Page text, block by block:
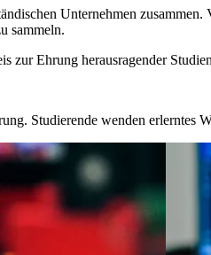
Unternehmen
sammeln.
zur Ehrung herausragender
Studierende wenden erlerntes